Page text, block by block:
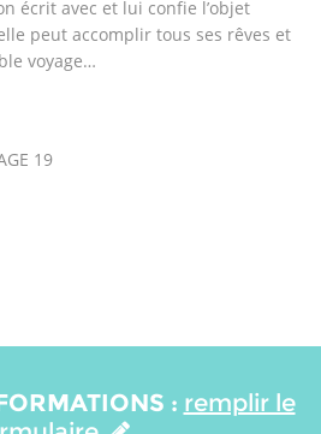
écrit avec et lui confie l’objet
peut accomplir tous ses rêves et
voyage…
19
: remplir le